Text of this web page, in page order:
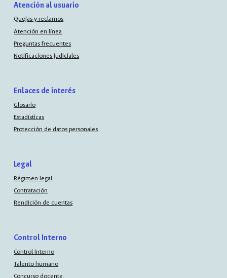
Atención al usuario
Quejas y reclamos
Atención en línea
Preguntas frecuentes
Notificaciones judiciales
Enlaces de interés
Glosario
Estadísticas
Protección de datos personales
Legal
Régimen legal
Contratación
Rendición de cuentas
Control Interno
Control interno
Talento humano
Concurso docente